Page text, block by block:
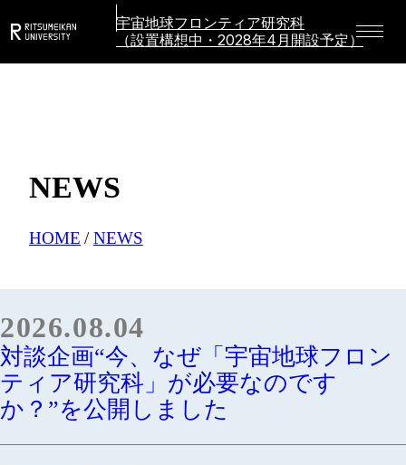
宇宙地球フロンティア研究科
（設置構想中・2028年4月開設予定）
NEWS
HOME NEWS
2026.08.04
対談企画“今、なぜ「宇宙地球フロン
ティア研究科」が必要なのです
か？”を公開しました